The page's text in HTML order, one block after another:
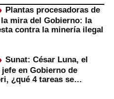
Plantas procesadoras de
mira del Gobierno: la
contra la minería ilegal
Sunat: César Luna, el
en Gobierno de
¿qué 4 tareas se